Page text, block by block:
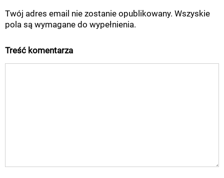
Twój adres email nie zostanie opublikowany. Wszyskie
pola są wymagane do wypełnienia.
Treść komentarza